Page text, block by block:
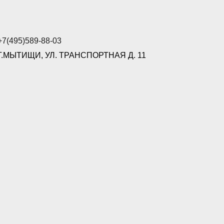
УЛ. ТРАНСПОРТНАЯ Д. 11
88-03